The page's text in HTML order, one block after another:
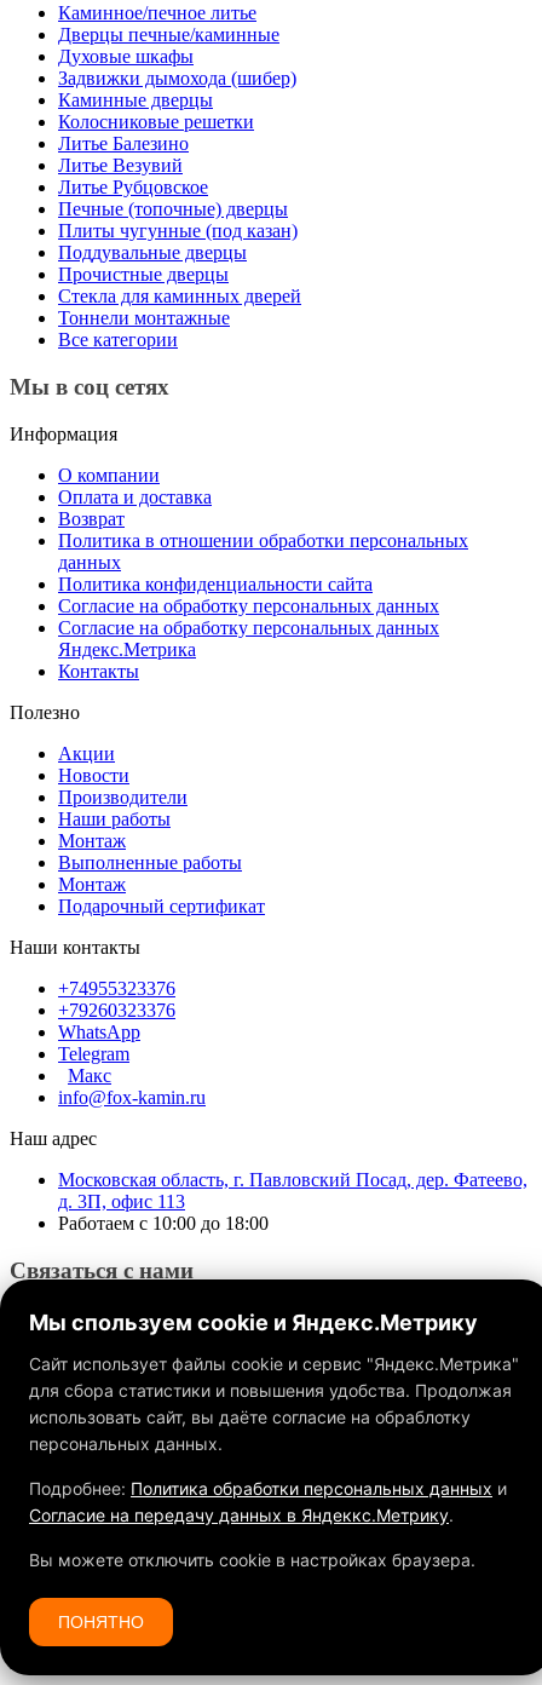
Каминное/печное литье
Дверцы печные/каминные
Духовые шкафы
Задвижки дымохода (шибер)
Каминные дверцы
Колосниковые решетки
Литье Балезино
Литье Везувий
Литье Рубцовское
Печные (топочные) дверцы
Плиты чугунные (под казан)
Поддувальные дверцы
Прочистные дверцы
Стекла для каминных дверей
Тоннели монтажные
Все категории
Мы в соц сетях
Информация
О компании
Оплата и доставка
Возврат
Политика в отношении обработки персональных
данных
Политика конфиденциальности сайта
Согласие на обработку персональных данных
Согласие на обработку персональных данных
Яндекс.Метрика
Контакты
Полезно
Акции
Новости
Производители
Наши работы
Монтаж
Выполненные работы
Монтаж
Подарочный сертификат
Наши контакты
+74955323376
+79260323376
WhatsApp
Telegram
Макс
info@fox-kamin.ru
Наш адрес
Московская область, г. Павловский Посад, дер. Фатеево,
д. 3П, офис 113
Работаем с 10:00 до 18:00
Связаться с нами
Обращаем ваше внимание на то, что данный интернет-сайт, а
также вся информация о товарах и ценах, предоставленная на
при каких условиях не является публичной офертой,
определяемой положениями Статьи 437 ГК РФ.
Мы спользуем cookie и Яндекс.Метрику
Сайт использует файлы cookie и сервис "Яндекс.Метрика"
для сбора статистики и повышения удобства. Продолжая
использовать сайт, вы даёте согласие на обраблотку
персональных данных.
Подробнее: Политика обработки персональных данных и
Согласие на передачу данных в Яндеккс.Метрику.
Вы можете отключить cookie в настройках браузера.
ПОНЯТНО
Спасибо за Ваш заказ!